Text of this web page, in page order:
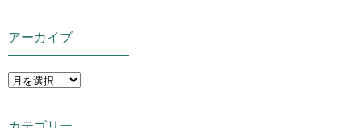
アーカイブ